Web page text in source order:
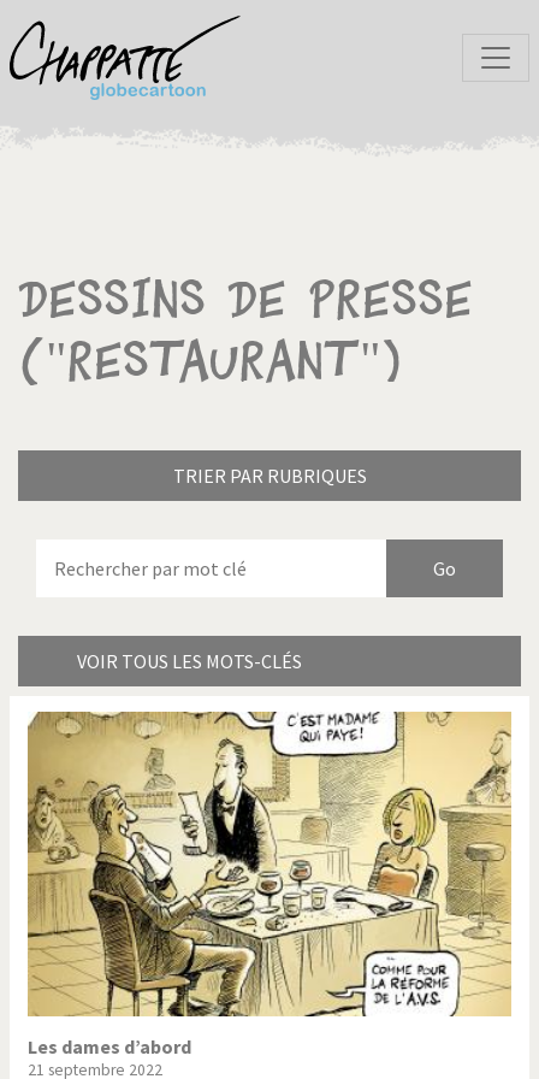
Dessins de presse
("Restaurant")
TRIER PAR RUBRIQUES
VOIR TOUS LES MOTS-CLÉS
Bienvenue en Italie
Bye Biden! Catholique ou pas très?
Chère énergie! Crise grecque
Du printemps arabe à
l'hiver
Election présidentielle US Guerre en Syrie
Hopp Deutschland Israël - Palestine
L'Amérique et les armes L'Iran tremble
La Chine et nous
La Corée du Nord: guerre ou
Les dames d’abord
21 septembre 2022